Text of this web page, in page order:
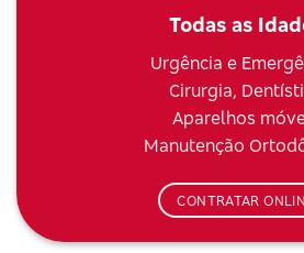
Todas as
Urgência e
Cirurgia,
Aparelhos
Manutenção
CONTRATAR